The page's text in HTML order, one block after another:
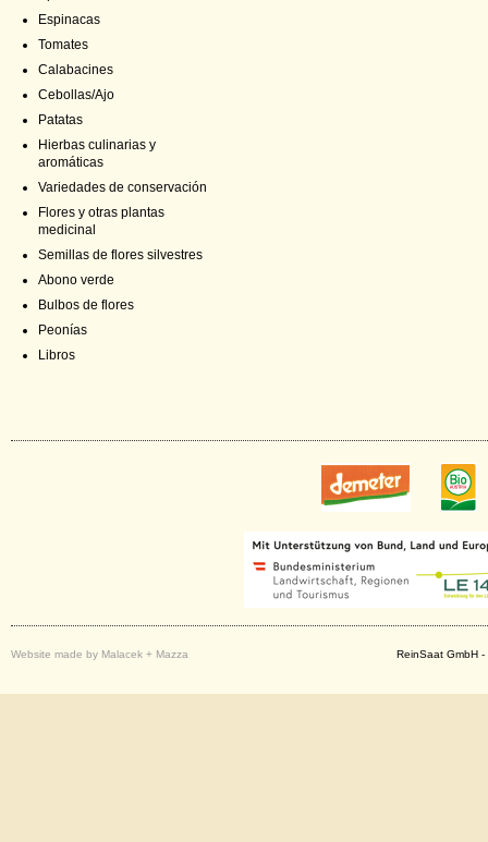
Espinacas
Tomates
Calabacines
Cebollas/Ajo
Patatas
Hierbas culinarias y
aromáticas
Variedades de conservación
Flores y otras plantas
medicinal
Semillas de flores silvestres
Abono verde
Bulbos de flores
Peonías
Libros
Website made by Malacek + Mazza ReinSaat GmbH